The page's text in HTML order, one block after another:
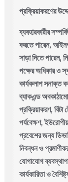
প্রক্রিয়াকরণের
ব্যবহারকারীর
করতে পারেন,
সাড়া দিতে পারেন,
পক্ষের অধিকার ও
কার্যকলাপ সনাক্ত
ব্যাকএন্ড
প্রক্রিয়াকরণ, বিটা
পর্যবেক্ষণ,
প্রবেশের জন্য
নিবন্ধন ও
যোগাযোগ
কার্যকারিতা ও